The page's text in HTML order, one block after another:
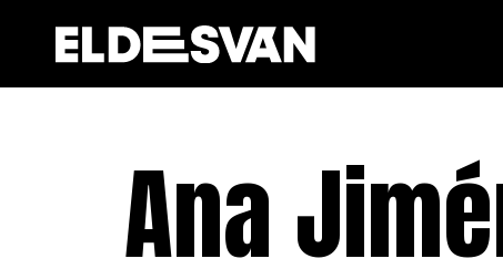
Ana